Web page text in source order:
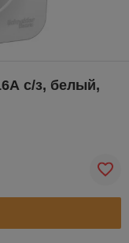
с/з, белый,